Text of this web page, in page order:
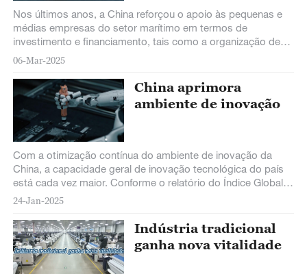
Nos últimos anos, a China reforçou o apoio às pequenas e
médias empresas do setor marítimo em termos de
investimento e financiamento, tais como a organização de
roadshows e a divulgação do Índice de
06-Mar-2025
China aprimora
ambiente de inovação
Com a otimização contínua do ambiente de inovação da
China, a capacidade geral de inovação tecnológica do país
está cada vez maior. Conforme o relatório do Índice Global
de Inovação 2024 publicado
24-Jan-2025
Indústria tradicional
ganha nova vitalidade